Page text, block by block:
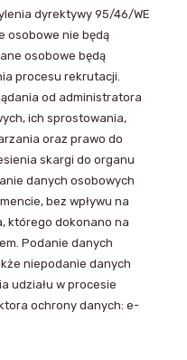
dyrektywy 95/46/WE
osobowe nie będą
osobowe będą
procesu rekrutacji.
od administratora
ich sprostowania,
oraz prawo do
skargi do organu
danych osobowych
bez wpływu na
którego dokonano na
Podanie danych
niepodanie danych
udziału w procesie
ochrony danych: e-